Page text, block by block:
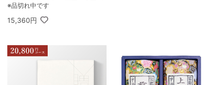
座フルーツクーヘン 8個入
※品切れ中です
15,360円